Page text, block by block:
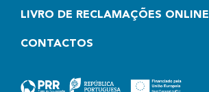
LIVRO DE RECLAMAÇÕES ONLINE
CONTACTOS